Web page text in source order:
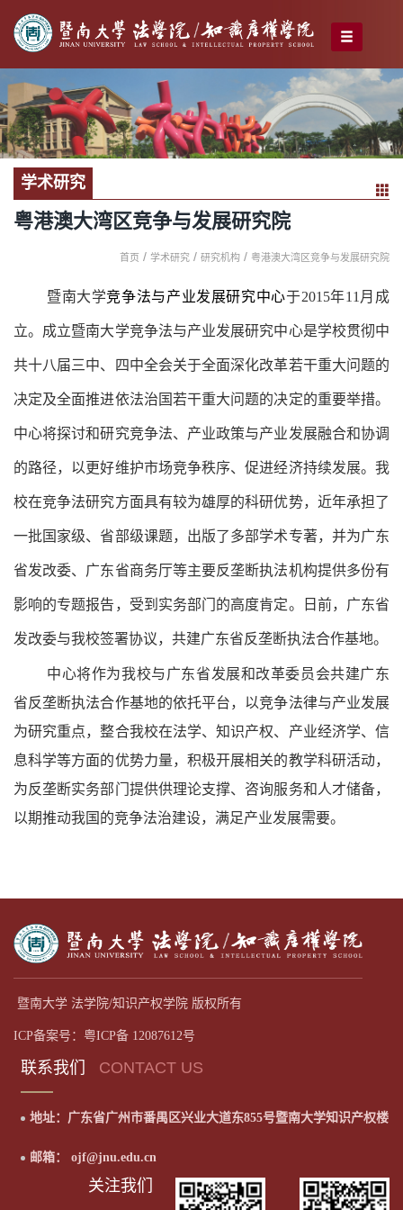
学术研究
粤港澳大湾区竞争与发展研究院
首页 / 学术研究 / 研究机构 / 粤港澳大湾区竞争与发展研究院
暨南大学竞争法与产业发展研究中心于2015年11月成
立。成立暨南大学竞争法与产业发展研究中心是学校贯彻中
共十八届三中、四中全会关于全面深化改革若干重大问题的
决定及全面推进依法治国若干重大问题的决定的重要举措。
中心将探讨和研究竞争法、产业政策与产业发展融合和协调
的路径，以更好维护市场竞争秩序、促进经济持续发展。我
校在竞争法研究方面具有较为雄厚的科研优势，近年承担了
一批国家级、省部级课题，出版了多部学术专著，并为广东
省发改委、广东省商务厅等主要反垄断执法机构提供多份有
影响的专题报告，受到实务部门的高度肯定。日前，广东省
发改委与我校签署协议，共建广东省反垄断执法合作基地。
中心将作为我校与广东省发展和改革委员会共建广东
省反垄断执法合作基地的依托平台，以竞争法律与产业发展
为研究重点，整合我校在法学、知识产权、产业经济学、信
息科学等方面的优势力量，积极开展相关的教学科研活动，
为反垄断实务部门提供供理论支撑、咨询服务和人才储备，
以期推动我国的竞争法治建设，满足产业发展需要。
暨南大学 法学院/知识产权学院 版权所有
ICP备案号：粤ICP备 12087612号
联系我们 CONTACT US
地址：广东省广州市番禺区兴业大道东855号暨南大学知识产权楼
邮箱： ojf@jnu.edu.cn
关注我们